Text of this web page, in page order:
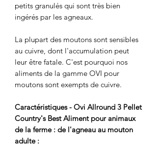
petits granulés qui sont très bien
ingérés par les agneaux.
La plupart des moutons sont sensibles
au cuivre, dont l'accumulation peut
leur être fatale. C'est pourquoi nos
aliments de la gamme OVI pour
moutons sont exempts de cuivre.
Caractéristiques - Ovi Allround 3 Pellet
Country's Best Aliment pour animaux
de la ferme : de l'agneau au mouton
adulte :